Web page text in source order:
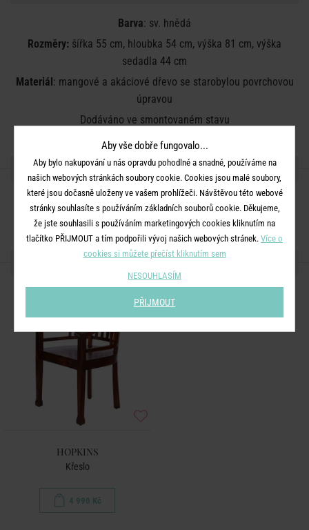
Barva: sv. hnědá
Rozměry: šířka 55 cm, hloubka 54 cm, výška 81 cm, výška
sedadla 44 cm
Materiál: mangové a akáciové dřevo se starobylou povrchovou
úpravou
Dodáváno ve smontovaném stavu
SDÍLEJTE S PŘÁTELI
DALŠÍ PRODUKTY ZE SÉRIE
HOPKINS
Křeslo
4 990 Kč
Aby vše dobře fungovalo...
Aby bylo nakupování u nás opravdu pohodlné a snadné, používáme na
našich webových stránkách soubory cookie. Cookies jsou malé soubory,
které jsou dočasně uloženy ve vašem prohlížeči. Návštěvou této webové
stránky souhlasíte s používáním základních souborů cookie. Děkujeme,
že jste souhlasili s používáním marketingových cookies kliknutím na
tlačítko PŘIJMOUT a tím podpořili vývoj našich webových stránek. Více o
cookies si můžete přečíst kliknutím sem
NESOUHLASÍM
PŘIJMOUT